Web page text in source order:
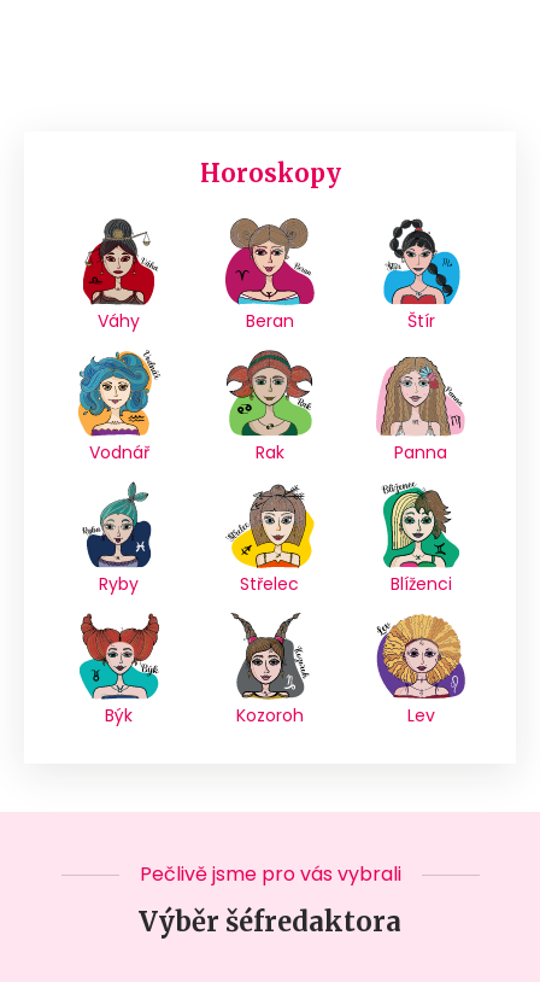
Horoskopy
Váhy Beran Štír
Vodnář Rak Panna
Ryby Střelec Blíženci
Býk Kozoroh Lev
Pečlivě jsme pro vás vybrali
Výběr šéfredaktora